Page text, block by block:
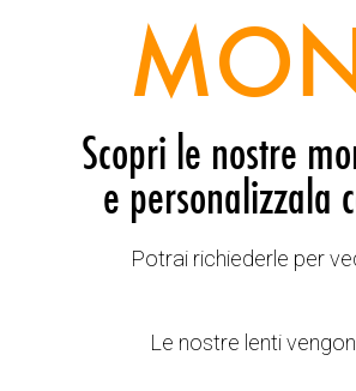
Scopri le nostre
e personalizzala
Potrai richiederle per
Le nostre lenti